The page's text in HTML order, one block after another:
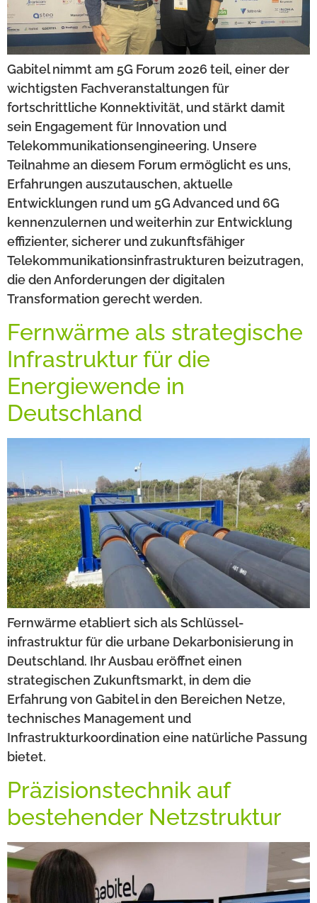
Gabitel nimmt am 5G Forum 2026 teil, einer der
wichtigsten Fachveranstaltungen für
fortschrittliche Konnektivität, und stärkt damit
sein Engagement für Innovation und
Telekommunikationsengineering. Unsere
Teilnahme an diesem Forum ermöglicht es uns,
Erfahrungen auszutauschen, aktuelle
Entwicklungen rund um 5G Advanced und 6G
kennenzulernen und weiterhin zur Entwicklung
effizienter, sicherer und zukunftsfähiger
Telekommunikationsinfrastrukturen beizutragen,
die den Anforderungen der digitalen
Transformation gerecht werden.
Fernwärme als strategische
Infrastruktur für die
Energiewende in
Deutschland
Fernwärme etabliert sich als Schlüssel­
infrastruktur für die urbane Dekarbonisierung in
Deutschland. Ihr Ausbau eröffnet einen
strategischen Zukunftsmarkt, in dem die
Erfahrung von Gabitel in den Bereichen Netze,
technisches Management und
Infrastrukturkoordination eine natürliche Passung
bietet.
Präzisionstechnik auf
bestehender Netzstruktur